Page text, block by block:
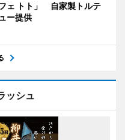
ェ トト」 自家製トルテ
ー提供
ッシュ